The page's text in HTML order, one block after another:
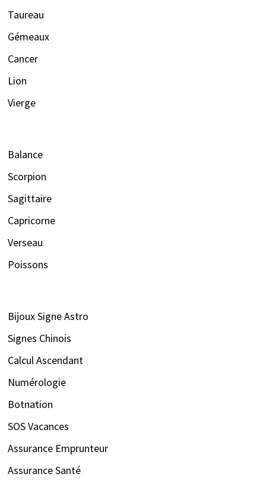
Taureau
Gémeaux
Cancer
Lion
Vierge
Balance
Scorpion
Sagittaire
Capricorne
Verseau
Poissons
Bijoux Signe Astro
Signes Chinois
Calcul Ascendant
Numérologie
Botnation
SOS Vacances
Assurance Emprunteur
Assurance Santé